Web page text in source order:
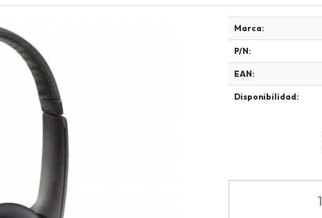
Marca:
P/N:
EAN:
Disponibilidad: